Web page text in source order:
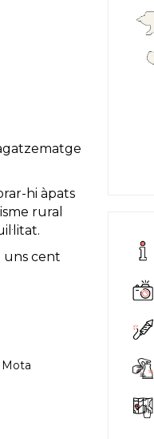
hi àpats
rural
uns cent
Mota